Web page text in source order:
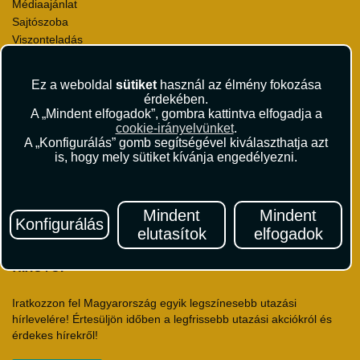
Ez a weboldal sütikethasznál az élmény fokozása
érdekében.
A „Mindent elfogadok”, gombra kattintva elfogadja a
cookie-irányelvünket.
A „Konfigurálás” gomb segítségével kiválaszthatja azt
is, hogy mely sütiket kívánja engedélyezni.
Konfigurálás
Mindent
elutasítok
Mindent
elfogadok
Médiaajánlat
Sajtószoba
Viszonteladás
Elismerések és díjak
Környezettudatosság
Utazási Csomag Szerződési Feltételek
Útlemondás-biztosítás Szerződési Feltételek
Adatvédelem
Impresszum
Hírlevél
Iratkozzon fel Magyarország egyik legszínesebb utazási
hírlevelére! Értesüljön időben a legfrissebb utazási akciókról és
érdekes hírekről!